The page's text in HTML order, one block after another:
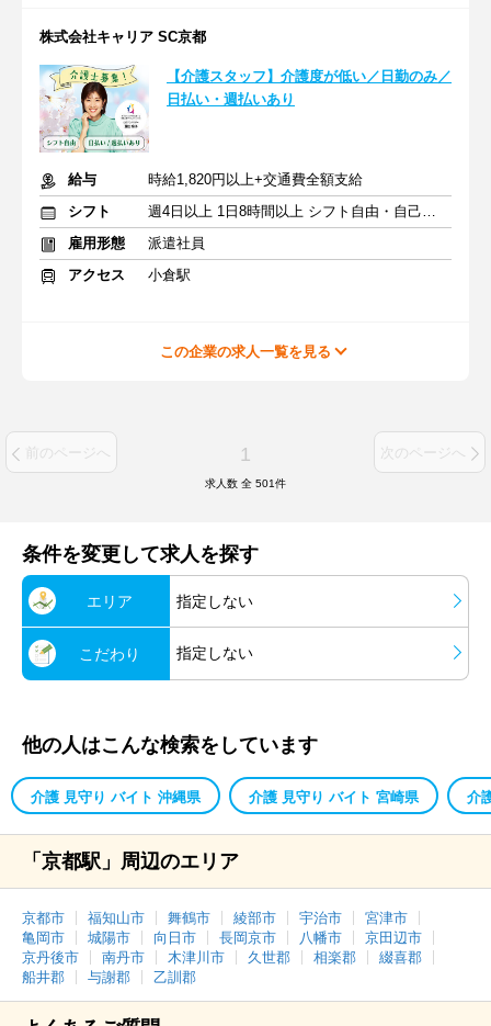
株式会社キャリア SC京都
【介護スタッフ】介護度が低い／日勤のみ／
日払い・週払いあり
給与
時給1,820円以上+交通費全額支給
シフト
週4日以上 1日8時間以上 シフト自由・自己申告
雇用形態
派遣社員
アクセス
小倉駅
この企業の求人一覧を見る
前のページへ 1 次のページへ
求人数 全 501件
条件を変更して求人を探す
エリア 指定しない
こだわり 指定しない
他の人はこんな検索をしています
介護 見守り バイト 沖縄県 介護 見守り バイト 宮崎県 介
「京都駅」周辺のエリア
京都市 福知山市 舞鶴市 綾部市 宇治市
宮津市
亀岡市
城陽市 向日市 長岡京市 八幡市
京田辺市
京丹後市
南丹市 木津川市 久世郡 相楽郡
綴喜郡
船井郡
与謝郡 乙訓郡